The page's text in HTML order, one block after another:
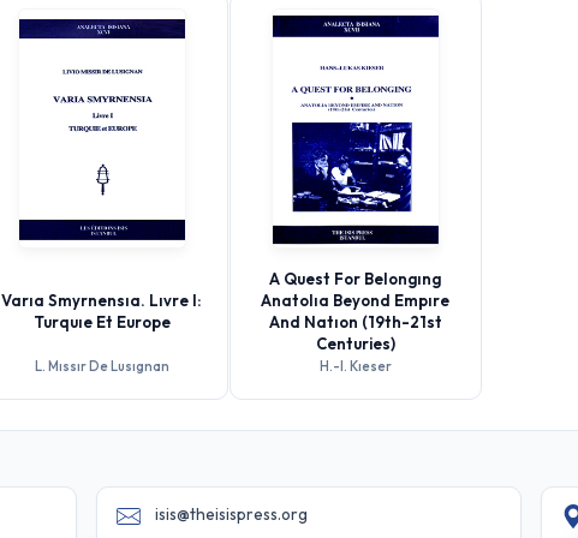
Varıa Smyrnensıa. Lıvre I:
Turquıe Et Europe
L. Mıssır De Lusıgnan
A Quest For Belongıng
Anatolıa Beyond Empıre
And Natıon (19th-21st
Centuries)
H.-l. Kıeser
isis@theisispress.org